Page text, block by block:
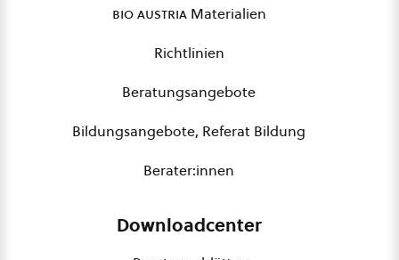
bio austriaMaterialien
Richtlinien
Beratungsangebote
Bildungsangebote, Referat Bildung
Berater:innen
Downloadcenter